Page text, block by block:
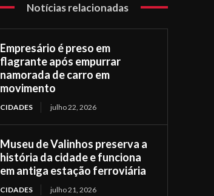
Notícias relacionadas
Empresário é preso em
flagrante após empurrar
namorada de carro em
movimento
CIDADES julho 22, 2026
Museu de Valinhos preserva a
história da cidade e funciona
em antiga estação ferroviária
CIDADES julho 21, 2026